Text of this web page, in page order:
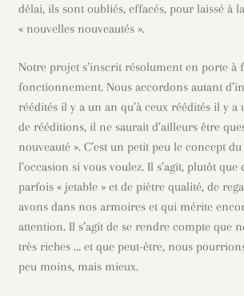
Le catalogue
Infos pratiques
délai, ils sont oubliés, effacés, pour laissé à
« nouvelles nouveautés ».
Notre projet s’inscrit résolument en porte à
fonctionnement. Nous accordons autant
réédités il y a un an qu’à ceux réédités il y a
de rééditions, il ne saurait d’ailleurs être
nouveauté ». C’est un petit peu le concept
l’occasion si vous voulez. Il s’agit, plutôt que
parfois « jetable » et de piètre qualité, de
avons dans nos armoires et qui mérite
attention. Il s’agit de se rendre compte que
très riches … et que peut-être, nous
peu moins, mais mieux.